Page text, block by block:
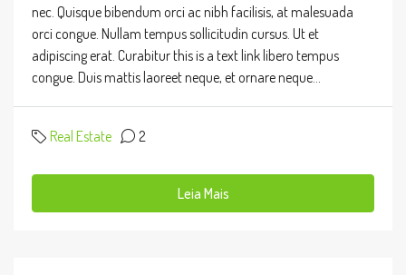
nec. Quisque bibendum orci ac nibh facilisis, at malesuada
orci congue. Nullam tempus sollicitudin cursus. Ut et
adipiscing erat. Curabitur this is a text link libero tempus
congue. Duis mattis laoreet neque, et ornare neque...
Real Estate 2
Leia Mais